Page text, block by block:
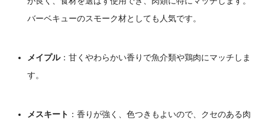
バーベキューのスモーク材としても人気です。
メイプル： 甘くやわらかい香りで魚介類や鶏肉にマッチしま
す。
メスキート ： 香りが強く、色つきもよいので、クセのある肉